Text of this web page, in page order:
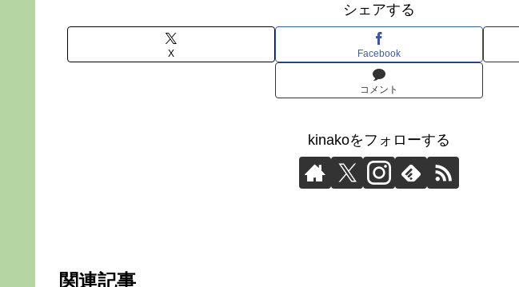
シェアする
X Facebook
コメント
kinakoをフォローする
関連記事